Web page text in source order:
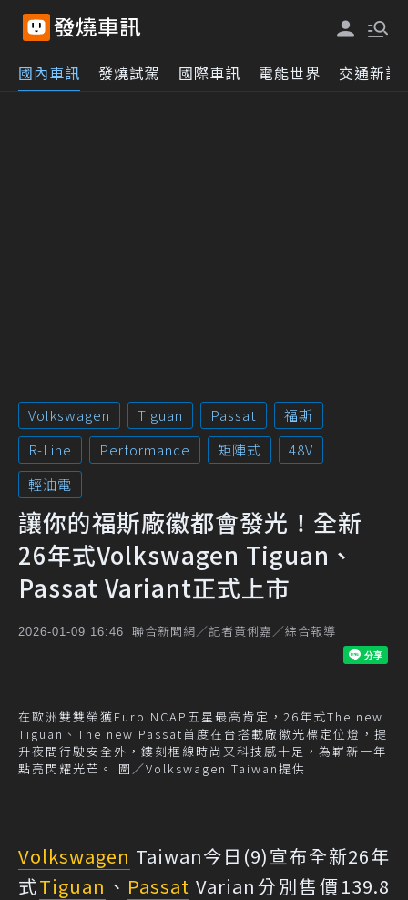
國內車訊 發燒試駕 國際車訊 電能世界 交通新訊
Volkswagen Tiguan Passat
福斯
R-Line
Performance 矩陣式
48V
輕油電
讓你的福斯廠徽都會發光！全新
26年式Volkswagen Tiguan、
Passat Variant正式上市
2026-01-09 16:46 聯合新聞網／記者黃俐嘉／綜合報導
在歐洲雙雙榮獲Euro NCAP五星最高肯定，26年式The new
Tiguan、The new Passat首度在台搭載廠徽光標定位燈，提
升夜間行駛安全外，鏤刻框線時尚又科技感十足，為嶄新一年
點亮閃耀光芒。 圖／Volkswagen Taiwan提供
Volkswagen Taiwan今日(9)宣布全新26年
式Tiguan 、 Passat Varian分別售價139.8